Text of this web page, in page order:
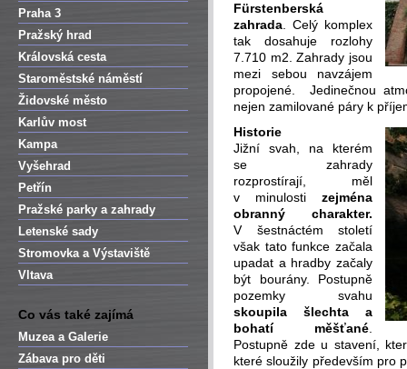
Praha 3
Pražský hrad
Královská cesta
Staroměstské náměstí
Židovské město
Karlův most
Kampa
Vyšehrad
Petřín
Pražské parky a zahrady
Letenské sady
Stromovka a Výstaviště
Vltava
Co vás také zajímá
Muzea a Galerie
Zábava pro děti
Fürstenberská
zahrada . Celý komplex
tak dosahuje rozlohy
7.710 m2. Zahrady jsou
mezi sebou navzájem
propojené. Jedinečnou
nejen zamilované páry k
Historie
Jižní svah, na kterém
se zahrady
rozprostírají, měl
v minulosti zejména
obranný charakter.
V šestnáctém století
však tato funkce začala
upadat a hradby začaly
být bourány. Postupně
pozemky svahu
skoupila šlechta a
bohatí měšťané
Postupně zde u stavení,
které sloužily především pro